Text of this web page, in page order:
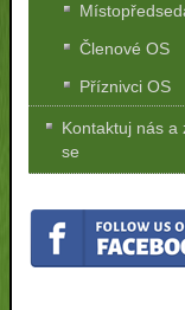
Členové OS
Příznivci OS
Kontaktuj nás a
se